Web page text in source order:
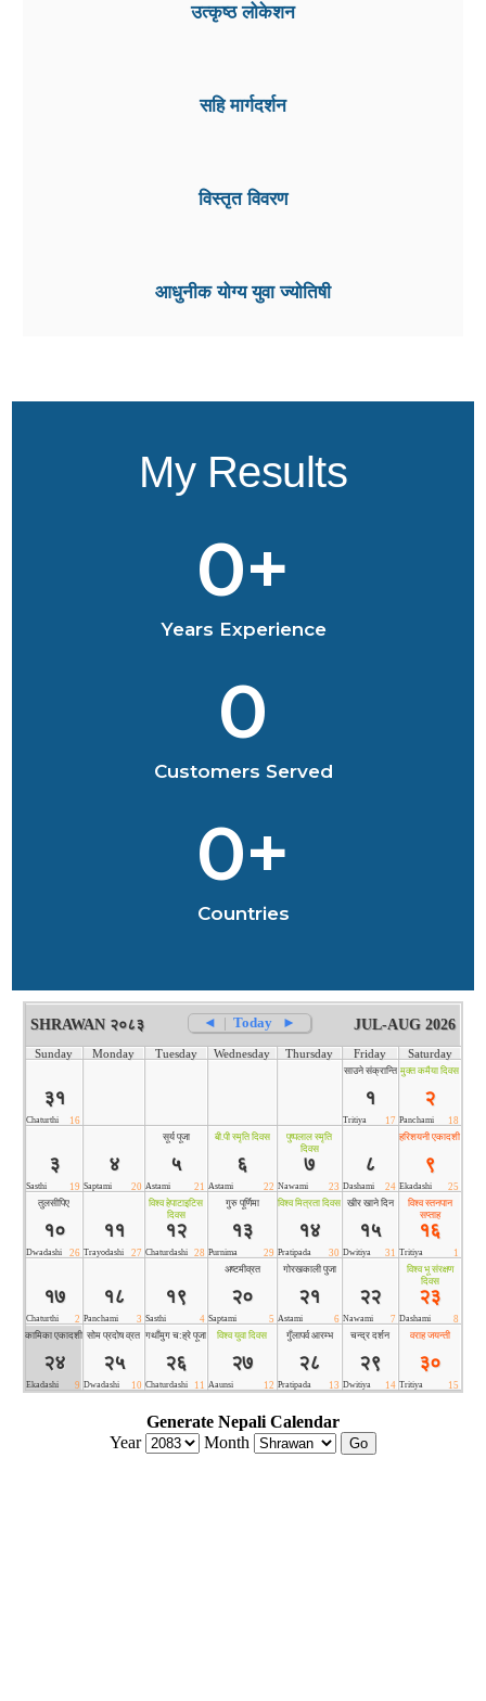
उत्कृष्ठ लोकेशन
सहि मार्गदर्शन
विस्तृत विवरण
आधुनीक योग्य युवा ज्योतिषी
My Results
Years Experience
0+
Customers Served
0
Countries
0+